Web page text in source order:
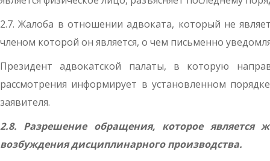
2.7. Жалоба в отношении адвоката, который не
членом которой он является, о чем письменно
Президент адвокатской палаты, в которую
рассмотрения информирует в установленном
заявителя.
2.8. Разрешение обращения, которое является
возбуждения дисциплинарного производства.